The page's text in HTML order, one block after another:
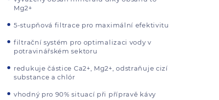
Mg2+
5-stupňová filtrace pro maximální efektivitu
filtrační systém pro optimalizaci vody v
potravinářském sektoru
redukuje částice Ca2+, Mg2+, odstraňuje cizí
substance a chlór
vhodný pro 90% situací při přípravě kávy